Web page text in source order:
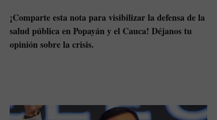
¡Comparte esta nota para visibilizar la defensa de la
salud pública en Popayán y el Cauca! Déjanos tu
opinión sobre la crisis.